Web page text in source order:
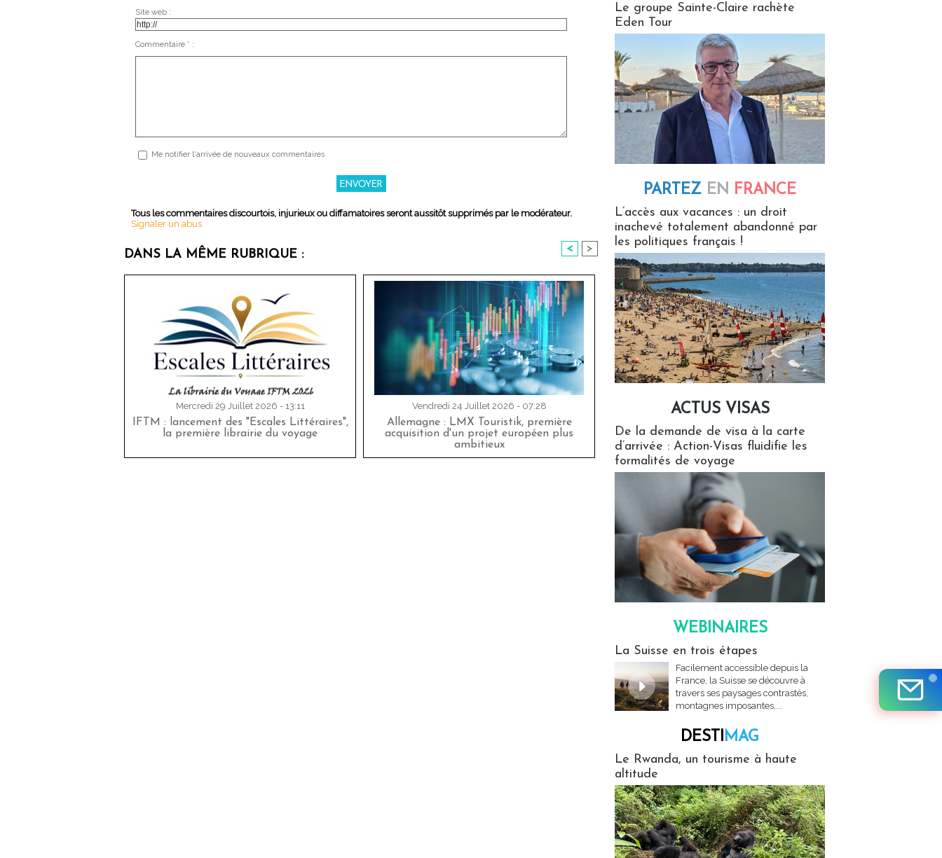
Site web :
Commentaire * :
Me notifier l'arrivée de nouveaux commentaires
Tous les commentaires discourtois, injurieux ou diffamatoires seront aussitôt supprimés par le modérateur.
Signaler un abus
DANS LA MÊME RUBRIQUE : < >
Mercredi 29 Juillet 2026 - 13:11
IFTM : lancement des "Escales Littéraires",
la première librairie du voyage
Vendredi 24 Juillet 2026 - 07:28
Allemagne : LMX Touristik, première
acquisition d'un projet européen plus
ambitieux
Le groupe Sainte-Claire rachète
Eden Tour
PARTEZ EN FRANCE
L’accès aux vacances : un droit
inachevé totalement abandonné par
les politiques français !
ACTUS VISAS
De la demande de visa à la carte
d’arrivée : Action-Visas fluidifie les
formalités de voyage
WEBINAIRES
La Suisse en trois étapes
Facilement accessible depuis la
France, la Suisse se découvre à
travers ses paysages contrastés,
montagnes imposantes,...
DESTIMAG
Le Rwanda, un tourisme à haute
altitude